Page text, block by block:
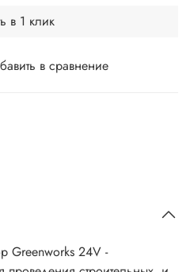
в сравнение
в 1 клик
Greenworks 24V -